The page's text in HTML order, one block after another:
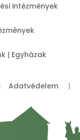
intézmények
| Egyházak
Adatvédelem